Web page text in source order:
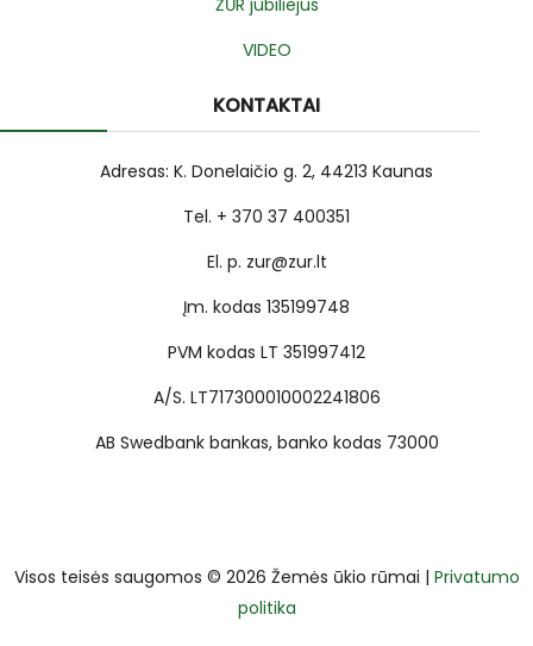
ŽŪR jubiliejus
VIDEO
KONTAKTAI
Adresas: K. Donelaičio g. 2, 44213 Kaunas
Tel. + 370 37 400351
El. p. zur@zur.lt
Įm. kodas 135199748
PVM kodas LT 351997412
A/S. LT717300010002241806
AB Swedbank bankas, banko kodas 73000
Visos teisės saugomos © 2026 Žemės ūkio rūmai | Privatumo
politika